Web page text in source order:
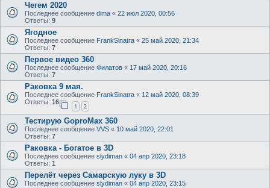
Чегем 2020
Последнее сообщение dima « 22 июл 2020, 00:56
Ответы: 9
Ягодное
Последнее сообщение FrankSinatra « 25 май 2020, 21:34
Ответы: 7
Первое видео 360
Последнее сообщение Филатов « 17 май 2020, 20:16
Ответы: 7
Раковка 9 мая.
Последнее сообщение FrankSinatra « 12 май 2020, 08:39
Ответы: 16
1 2
Тестирую GoproMax 360
Последнее сообщение VVS « 10 май 2020, 22:01
Ответы: 7
Раковка - Богатое в 3D
Последнее сообщение slydiman « 04 апр 2020, 23:18
Ответы: 1
Перелёт через Самарскую луку в 3D
Последнее сообщение slydiman « 04 апр 2020, 23:15